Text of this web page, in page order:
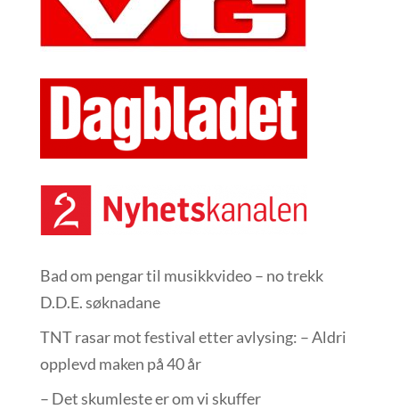
Bad om pengar til musikkvideo – no trekk
D.D.E. søknadane
TNT rasar mot festival etter avlysing: – Aldri
opplevd maken på 40 år
– Det skumleste er om vi skuffer